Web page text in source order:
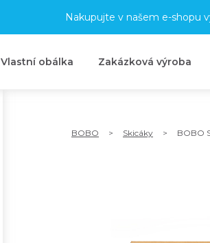
Nakupujte v našem e-shopu
Vlastní obálka Zakázková výroba
BOBO > Skicáky > BOBO